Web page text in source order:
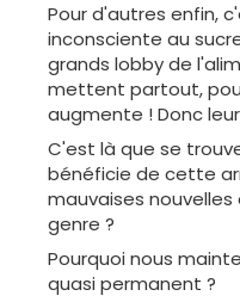
Pour d'autres enfin,
inconsciente au
grands lobby de
mettent partout,
augmente ! Donc
C'est là que se
bénéficie de cette
mauvaises
genre ?
Pourquoi nous
quasi permanent ?